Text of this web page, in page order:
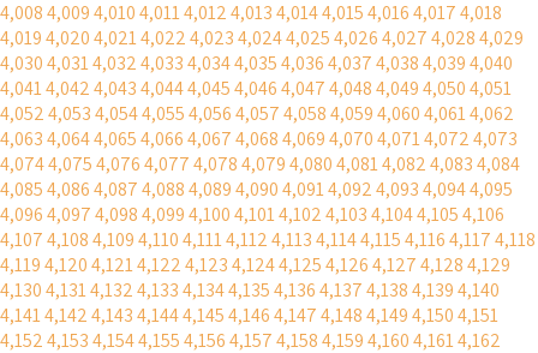
4,0084,0094,0104,0114,0124,0134,0144,0154,0164,0174,018
4,0194,0204,0214,0224,0234,0244,0254,0264,0274,0284,029
4,0304,0314,0324,0334,0344,0354,0364,0374,0384,0394,040
4,0414,0424,0434,0444,0454,0464,0474,0484,0494,0504,051
4,0524,0534,0544,0554,0564,0574,0584,0594,0604,0614,062
4,0634,0644,0654,0664,0674,0684,0694,0704,0714,0724,073
4,0744,0754,0764,0774,0784,0794,0804,0814,0824,0834,084
4,0854,0864,0874,0884,0894,0904,0914,0924,0934,0944,095
4,0964,0974,0984,0994,1004,1014,1024,1034,1044,1054,106
4,1074,1084,1094,1104,1114,1124,1134,1144,1154,1164,1174,118
4,1194,1204,1214,1224,1234,1244,1254,1264,1274,1284,129
4,1304,1314,1324,1334,1344,1354,1364,1374,1384,1394,140
4,1414,1424,1434,1444,1454,1464,1474,1484,1494,1504,151
4,1524,1534,1544,1554,1564,1574,1584,1594,1604,1614,162